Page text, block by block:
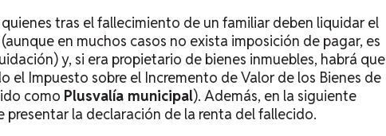
tras el fallecimiento de un familiar deben liquidar el
(aunque en muchos casos no exista imposición de pagar, es
y, si era propietario de bienes inmuebles, habrá que
el Impuesto sobre el Incremento de Valor de los Bienes de
como Plusvalía municipal). Además, en la siguiente
presentar la declaración de la renta del fallecido.